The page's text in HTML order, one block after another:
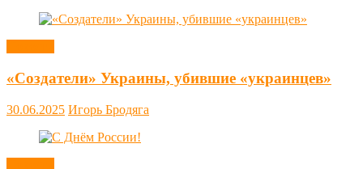
«Создатели» Украины, убившие «украинцев»
30.06.2025 Игорь Бродяга